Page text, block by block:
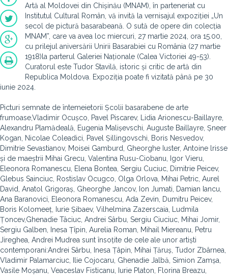
Artă al Moldovei din Chișinău (MNAM), în parteneriat cu
Institutul Cultural Român, vă invită la vernisajul expoziției „Un
secol de pictură basarabeană. O sută de opere din colecția
MNAM”, care va avea loc miercuri, 27 martie 2024, ora 15.00,
cu prilejul aniversării Unirii Basarabiei cu România (27 martie
1918)la parterul Galeriei Naționale (Calea Victoriei 49-53).
Curatorul este Tudor Stavilă, istoric și critic de artă din
Republica Moldova. Expoziția poate fi vizitată până pe 30
iunie 2024.
Picturi semnate de întemeietorii Școlii basarabene de arte
frumoase,Vladimir Ocușco, Pavel Piscarev, Lidia Arionescu-Baillayre,
Alexandru Plamădeală, Eugenia Malișevschi, Auguste Baillayre, Șneer
Kogan, Nicolae Coleadici, Pavel Șillingovschi, Boris Nesvedov,
Dimitrie Sevastianov, Moisei Gamburd, Gheorghe Iuster, Antoine lrisse
și de maeștrii Mihai Grecu, Valentina Rusu-Ciobanu, Igor Vieru,
Eleonora Romanescu, Elena Bontea, Sergiu Cuciuc, Dimitrie Peicev,
Glebus Sainciuc, Rostislav Ocugco, Olga Orlova, Mihai Petric, Aurel
David, Anatol Grigoraș, Gheorghe Jancov, Ion Jumati, Damian Iancu,
Ana Baranovici, Eleonora Romanescu, Ada Zevin, Dumitru Peicev,
Boris Kolomeeț, Iurie Șibaev, Vilhelmina Zazerscaia, Ludmila
Țoncev,Ghenadie Tâciuc, Andrei Sârbu, Sergiu Ciuciuc, Mihai Jomir,
Sergiu Galben, Inesa Țîpin, Aurelia Roman, Mihail Miereanu, Petru
Jireghea, Andrei Mudrea sunt însoțite de cele ale unor artiști
contemporani:Andrei Sârbu, Inesa Țâpin, Mihai Țăruș, Tudor Zbârnea,
Vladimir Palamarciuc, Ilie Cojocaru, Ghenadie Jalbă, Simion Zamșa,
Vasile Moșanu, Veaceslav Fisticanu, Iurie Platon, Florina Breazu,